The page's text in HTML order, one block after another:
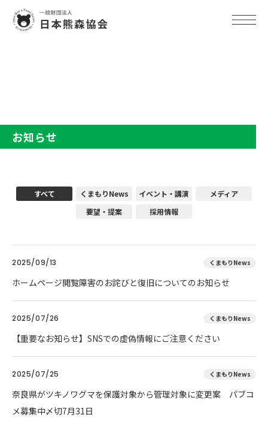
お知らせ
すべて くまもりNews イベント・講演
メディア
要望・提案
採用情報
2025/09/13 くまもりNews
ホームページ閲覧障害のお詫びと復旧についてのお知らせ
2025/07/26 くまもりNews
【重要なお知らせ】SNSでの虚偽情報にご注意ください
2025/07/25 くまもりNews
奈良県がツキノワグマを保護対象から管理対象に変更案 パブコ
メ募集中〆切7月31日